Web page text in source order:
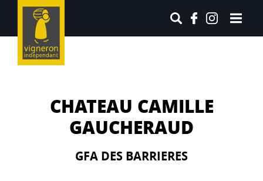
CHATEAU CAMILLE
GAUCHERAUD
GFA DES BARRIERES